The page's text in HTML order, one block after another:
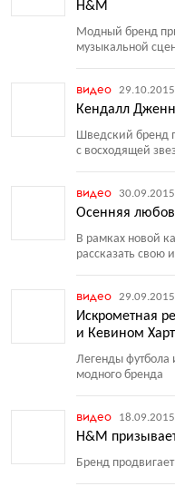
H&M
Модный бренд
музыкальной
видео
Кендалл
Шведский бренд
с восходящей
видео
Осенняя
В рамках новой
рассказать свою
видео
Искрометная
и Кевином
Легенды футбола
модного бренда
видео
H&M
Бренд